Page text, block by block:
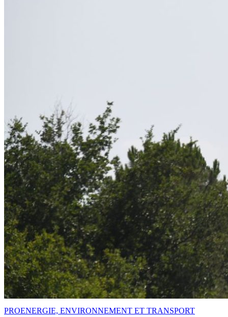
PROENERGIE, ENVIRONNEMENT ET TRANSPORT